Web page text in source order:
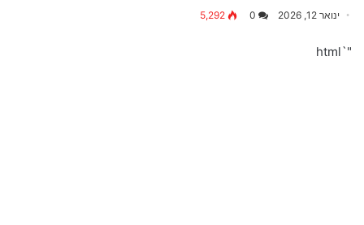
ינואר 12, 2026 0
5,292
"`html